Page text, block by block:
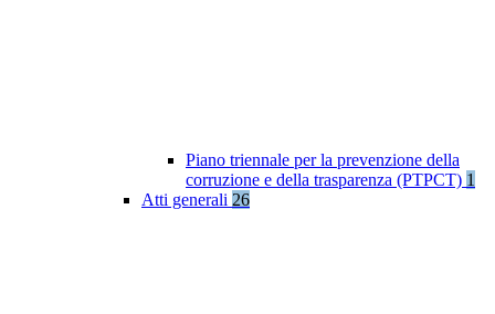
Piano triennale per la prevenzione della
corruzione e della trasparenza (PTPCT) 1
Atti generali 26